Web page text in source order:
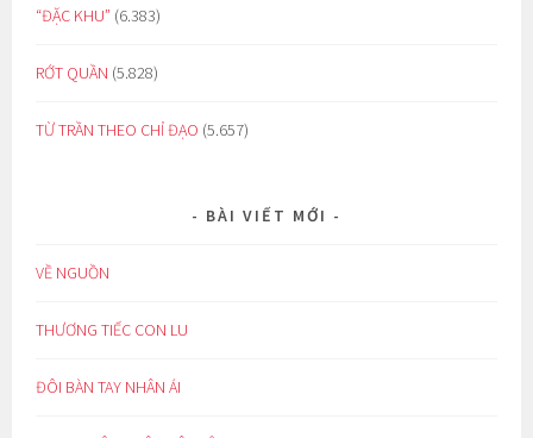
“ĐẶC KHU” (6.383)
RỚT QUẦN (5.828)
TỪ TRẦN THEO CHỈ ĐẠO (5.657)
BÀI VIẾT MỚI
VỀ NGUỒN
THƯƠNG TIẾC CON LU
ĐÔI BÀN TAY NHÂN ÁI